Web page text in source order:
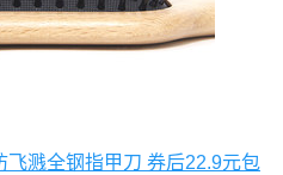
飞溅全钢指甲刀 券后22.9元包